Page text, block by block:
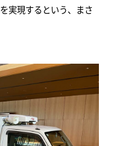
実現するという、まさ